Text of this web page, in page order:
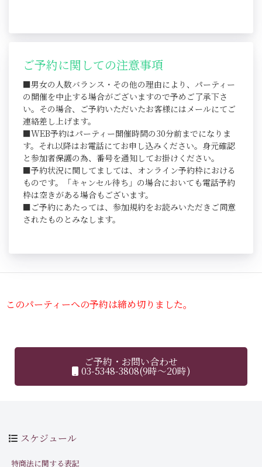
ご予約に関しての注意事項
■男女の人数バランス・その他の理由により、パーティー
の開催を中止する場合がございますので予めご了承下さ
い。その場合、ご予約いただいたお客様にはメールにてご
連絡差し上げます。
■WEB予約はパーティー開催時間の30分前までになりま
す。それ以降はお電話にてお申し込みください。身元確認
と参加者保護の為、番号を通知してお掛けください。
■予約状況に関してましては、オンライン予約枠における
ものです。「キャンセル待ち」の場合においても電話予約
枠は空きがある場合もございます。
■ご予約にあたっては、参加規約をお読みいただきご同意
されたものとみなします。
このパーティーへの予約は締め切りました。
ご予約・お問い合わせ
03-5348-3808(9時～20時)
スケジュール
特商法に関する表記